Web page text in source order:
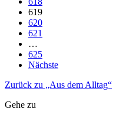
619
620
621
…
625
Nächste
Zurück zu „Aus dem Alltag“
Gehe zu